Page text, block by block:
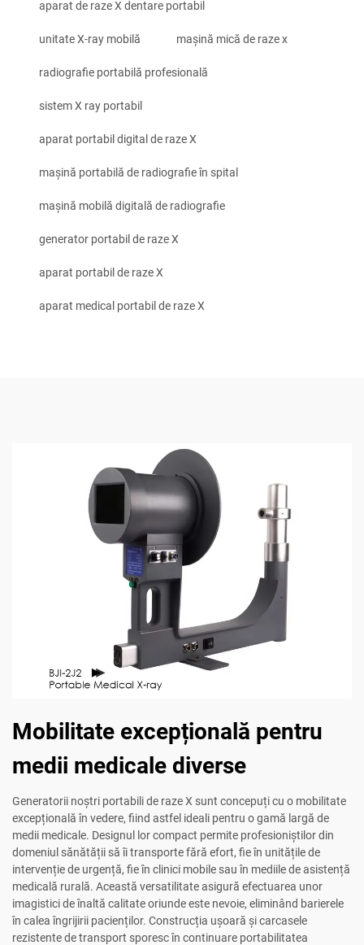
aparat de raze X dentare portabil
unitate X-ray mobilă mașină mică de raze x
radiografie portabilă profesională
sistem X ray portabil
aparat portabil digital de raze X
mașină portabilă de radiografie în spital
mașină mobilă digitală de radiografie
generator portabil de raze X
aparat portabil de raze X
aparat medical portabil de raze X
Mobilitate excepțională pentru
medii medicale diverse
Generatorii noștri portabili de raze X sunt concepuți cu o mobilitate
excepțională în vedere, fiind astfel ideali pentru o gamă largă de
medii medicale. Designul lor compact permite profesioniștilor din
domeniul sănătății să îi transporte fără efort, fie în unitățile de
intervenție de urgență, fie în clinici mobile sau în mediile de asistență
medicală rurală. Această versatilitate asigură efectuarea unor
imagistici de înaltă calitate oriunde este nevoie, eliminând barierele
în calea îngrijirii pacienților. Construcția ușoară și carcasele
rezistente de transport sporesc în continuare portabilitatea